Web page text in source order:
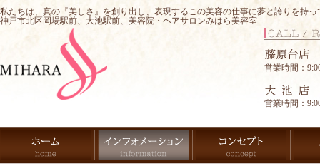
私たちは、真の『美しさ』を創り出し、表現するこの美容の仕事に夢と誇りを持
神戸市北区岡場駅前、大池駅前、美容院・ヘアサロンみはら美容室
営業時間：
営業時間：